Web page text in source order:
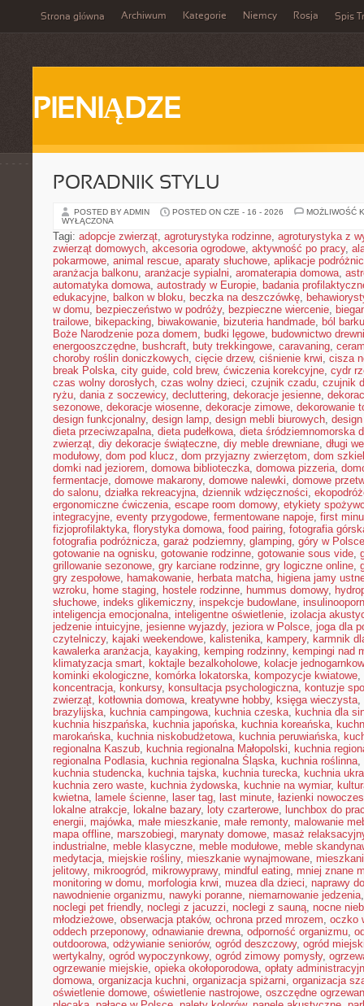
Strona główna Archiwum Kategorie Niemcy Rosja Spis
PIENIĄDZE
PORADNIK STYLU
POSTED BY ADMIN POSTED ON CZE - 16 - 2026
MOŻLIWOŚĆ
WYŁĄCZONA
Tagi: adopcje zwierząt, agroturystyka rodzinne, agroturystyka z
zwierząt domowych, akcesoria ogrodowe, aktywność po pracy,
pokarmowe, animal rescue, aparaty słuchowe, aplikacje
aranżacja balkonu, aranżacje sypialni, aromaterapia domowa,
automatyka domowa, autostrady w Europie, badania
edukacyjne, balkon w bloku, beczka na deszczówkę,
w domu, bezpieczeństwo w podróży, bezpieczne wiercenie,
trailowe, bikepacking, biwakowanie, bizuteria handmade, ból barku
Boże Narodzenie poza domem, budki lęgowe, budownictwo
energooszczędne, bushcraft, buty trekkingowe, caravaning,
choroby roślin doniczkowych, cięcie drzew, ciśnienie krwi, cisza
break Polska, city guide, cold brew, ćwiczenia korekcyjne, cydr
czas wolny dorosłych, czas wolny dzieci, czujnik czadu, czujnik
ryżu, dania z soczewicy, decluttering, dekoracje jesienne,
sezonowe, dekoracje wiosenne, dekoracje zimowe, dekorowanie
design funkcjonalny, design lamp, design mebli biurowych,
dieta przeciwzapalna, dieta pudełkowa, dieta śródziemnomorska
zwierząt, diy dekoracje świąteczne, diy meble drewniane, długi
modułowy, dom pod klucz, dom przyjazny zwierzętom, dom
domki nad jeziorem, domowa biblioteczka, domowa pizzeria,
fermentacje, domowe makarony, domowe nalewki, domowe
do salonu, działka rekreacyjna, dziennik wdzięczności,
ergonomiczne ćwiczenia, escape room domowy, etykiety
integracyjne, eventy przygodowe, fermentowane napoje, first
fizjoprofilaktyka, florystyka domowa, food pairing, fotografia
fotografia podróżnicza, garaż podziemny, glamping, góry w Polsce
gotowanie na ognisku, gotowanie rodzinne, gotowanie sous vide,
grillowanie sezonowe, gry karciane rodzinne, gry logiczne online,
gry zespołowe, hamakowanie, herbata matcha, higiena jamy
wzroku, home staging, hostele rodzinne, hummus domowy,
słuchowe, indeks glikemiczny, inspekcje budowlane,
inteligencja emocjonalna, inteligentne oświetlenie, izolacja
jedzenie intuicyjne, jesienne wyjazdy, jeziora w Polsce, joga dla
czytelniczy, kajaki weekendowe, kalistenika, kampery, karmnik
kawalerka aranżacja, kayaking, kemping rodzinny, kempingi nad
klimatyzacja smart, koktajle bezalkoholowe, kolacje
kominki ekologiczne, komórka lokatorska, kompozycje kwiatowe,
koncentracja, konkursy, konsultacja psychologiczna, kontuzje
zwierząt, kotłownia domowa, kreatywne hobby, księga wieczysta,
brazylijska, kuchnia campingowa, kuchnia czeska, kuchnia dla
kuchnia hiszpańska, kuchnia japońska, kuchnia koreańska,
marokańska, kuchnia niskobudżetowa, kuchnia peruwiańska,
regionalna Kaszub, kuchnia regionalna Małopolski, kuchnia
regionalna Podlasia, kuchnia regionalna Śląska, kuchnia roślinna,
kuchnia studencka, kuchnia tajska, kuchnia turecka, kuchnia
kuchnia zero waste, kuchnia żydowska, kuchnie na wymiar,
kwietna, lamele ścienne, laser tag, last minute, łazienki
lokalne atrakcje, lokalne bazary, loty czarterowe, lunchbox do
energii, majówka, małe mieszkanie, małe remonty, malowanie
mapa offline, marszobiegi, marynaty domowe, masaż
industrialne, meble klasyczne, meble modułowe, meble
medytacja, miejskie rośliny, mieszkanie wynajmowane,
jelitowy, mikroogród, mikrowyprawy, mindful eating, mniej znane
monitoring w domu, morfologia krwi, muzea dla dzieci, naprawy
nawodnienie organizmu, nawyki poranne, niemarnowanie jedzenia
noclegi pet friendly, noclegi z jacuzzi, noclegi z sauną, nocne
młodzieżowe, obserwacja ptaków, ochrona przed mrozem, oczko
oddech przeponowy, odnawianie drewna, odporność organizmu,
outdoorowa, odżywianie seniorów, ogród deszczowy, ogród
wertykalny, ogród wypoczynkowy, ogród zimowy pomysły,
ogrzewanie miejskie, opieka okołoporodowa, opłaty
domowa, organizacja kuchni, organizacja spiżarni, organizacja
oświetlenie domowe, oświetlenie nastrojowe, oszczędne